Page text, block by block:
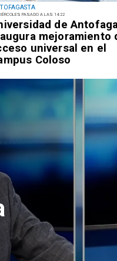
PASADO A LAS 14:22
de
mejoramiento
universal en el
Coloso